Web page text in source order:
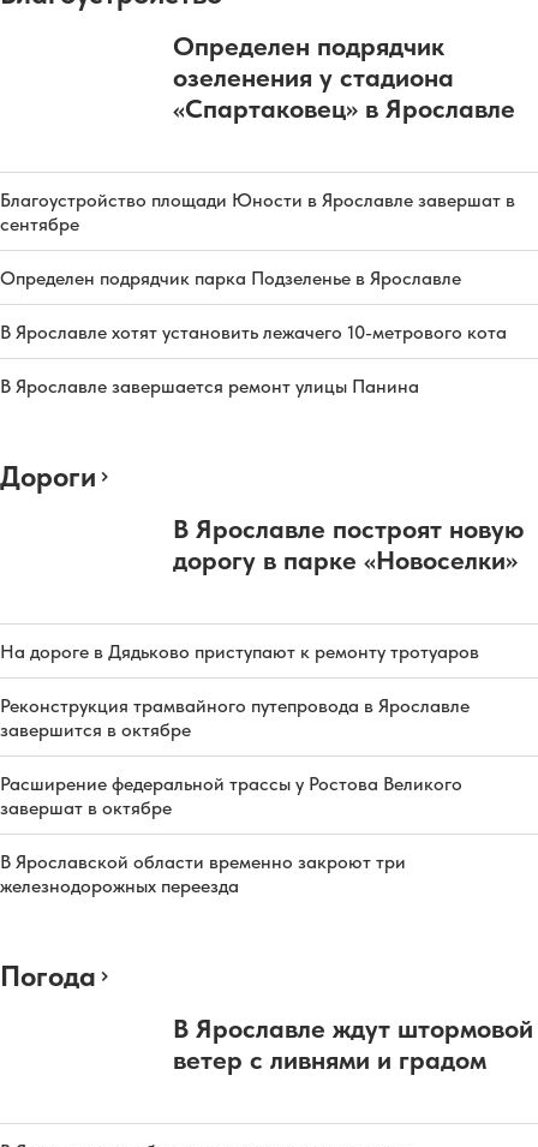
Определен подрядчик
озеленения у стадиона
«Спартаковец» в Ярославле
Благоустройство площади Юности в Ярославле завершат в
сентябре
Определен подрядчик парка Подзеленье в Ярославле
В Ярославле хотят установить лежачего 10-метрового кота
В Ярославле завершается ремонт улицы Панина
Дороги
В Ярославле построят новую
дорогу в парке «Новоселки»
На дороге в Дядьково приступают к ремонту тротуаров
Реконструкция трамвайного путепровода в Ярославле
завершится в октябре
Расширение федеральной трассы у Ростова Великого
завершат в октябре
В Ярославской области временно закроют три
железнодорожных переезда
Погода
В Ярославле ждут штормовой
ветер с ливнями и градом